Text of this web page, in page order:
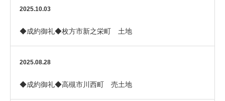
2025.10.03
◆成約御礼◆枚方市新之栄町 土地
2025.08.28
◆成約御礼◆高槻市川西町 売土地